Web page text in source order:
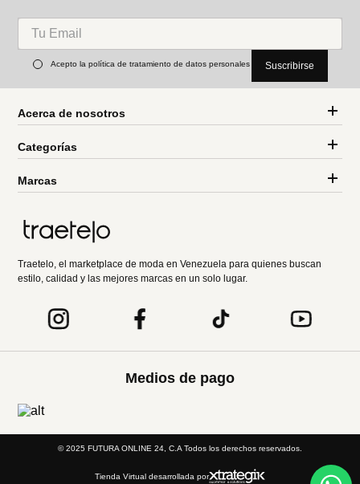
Acepto la política de tratamiento de datos personales Suscribirse
Acerca de nosotros
Categorías
Marcas
Traetelo, el marketplace de moda en Venezuela para quienes buscan
estilo, calidad y las mejores marcas en un solo lugar.
Medios de pago
© 2025 FUTURA ONLINE 24, C.A Todos los derechos reservados.
Tienda Virtual desarrollada por